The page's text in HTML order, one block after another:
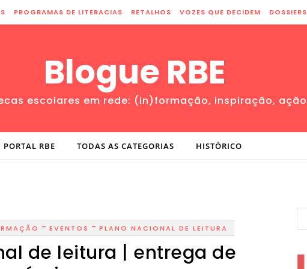
PROGRAMAS DE LITERACIAS RETALHOS VOZES QUE DECIDEM DOSSIERS
Blogue RBE
escolares em rede: (in)formação, inspiração, ação
PORTAL RBE TODAS AS CATEGORIAS HISTÓRICO
- EVENTOS - PLANO NACIONAL DE LEITURA
de leitura | entrega de